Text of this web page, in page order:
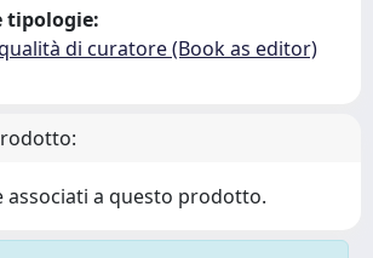
tipologie:
di curatore (Book as editor)
associati a questo prodotto.